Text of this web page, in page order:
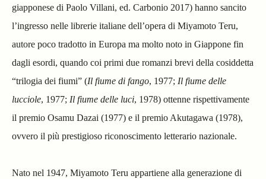
giapponese di Paolo Villani, ed. Carbonio 2017) hanno sancito
l’ingresso nelle librerie italiane dell’opera di Miyamoto Teru,
autore poco tradotto in Europa ma molto noto in Giappone fin
dagli esordi, quando coi primi due romanzi brevi della cosiddetta
“trilogia dei fiumi” (Il fiume di fango, 1977; Il fiume delle
lucciole, 1977; Il fiume delle luci, 1978) ottenne rispettivamente
il premio Osamu Dazai (1977) e il premio Akutagawa (1978),
ovvero il più prestigioso riconoscimento letterario nazionale.
Nato nel 1947, Miyamoto Teru appartiene alla generazione di